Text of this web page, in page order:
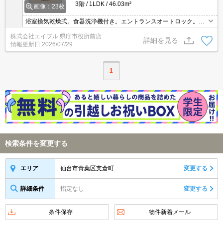
画像：23枚
3階
1LDK 46.03m²
浴室換気乾燥式。食器洗浄機付き。エントランスオートロック。シ
ャワー付独立洗面台。3口ガスコンロ付。都市ガス使用。分譲賃
貸。
株式会社エイブル 県庁市役所前店
情報更新日 2026/07/29
詳細を見る
1
検索条件を変更する
エリア 仙台市青葉区支倉町 変更する
詳細条件 指定なし 変更する
条件保存 物件新着メール